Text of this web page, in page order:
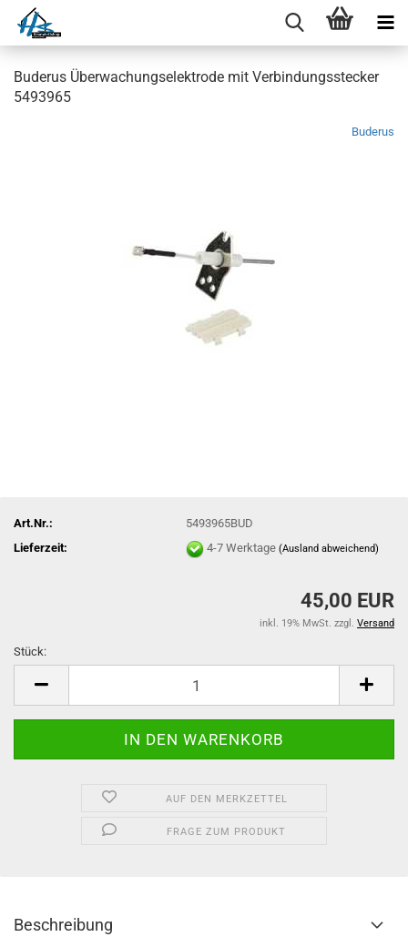
Buderus Überwachungselektrode mit Verbindungsstecker
5493965
Buderus
Art.Nr.:
5493965BUD
Lieferzeit:
4-7 Werktage(Ausland abweichend)
45,00 EUR
inkl. 19% MwSt. zzgl. Versand
Stück:
AUF DEN MERKZETTEL
FRAGE ZUM PRODUKT
Beschreibung